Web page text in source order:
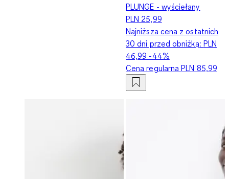
PLUNGE - wyściełany
PLN 25,99
Najniższa cena z ostatnich
30 dni przed obniżką: PLN
46,99 -44%
Cena regularnaPLN 85,99